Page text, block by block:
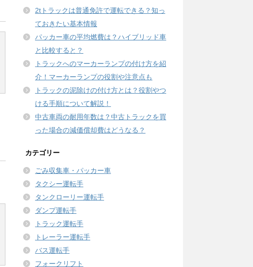
2tトラックは普通免許で運転できる？知っ
ておきたい基本情報
パッカー車の平均燃費は？ハイブリッド車
と比較すると？
トラックへのマーカーランプの付け方を紹
介！マーカーランプの役割や注意点も
トラックの泥除けの付け方とは？役割やつ
ける手順について解説！
中古車両の耐用年数は？中古トラックを買
った場合の減価償却費はどうなる？
カテゴリー
ごみ収集車・パッカー車
タクシー運転手
タンクローリー運転手
ダンプ運転手
トラック運転手
トレーラー運転手
バス運転手
フォークリフト